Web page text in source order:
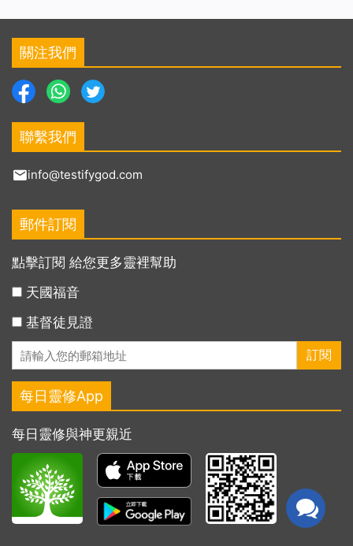
關注我們
聯繫我們
info@testifygod.com
郵件訂閱
點擊訂閱 給您更多靈裡幫助
天國福音
基督徒見證
每日靈修App
每日靈修與神更親近